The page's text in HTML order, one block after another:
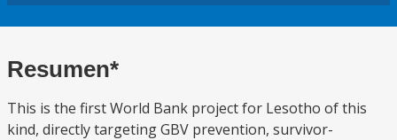
Resumen*
This is the first World Bank project for Lesotho of this
kind, directly targeting GBV prevention, survivor-